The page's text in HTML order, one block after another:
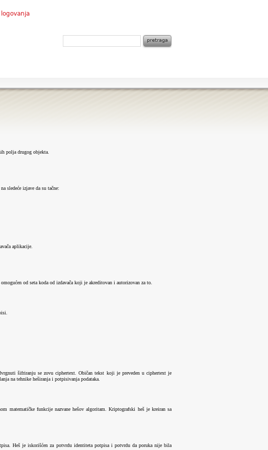
polja drugog objekta.
sledeće izjave da su tačne:
aplikacije.
od seta koda od izdavača koji je akreditovan i autorizovan za to.
šifriranju se zovu ciphertext. Običan tekst koji je preveden u ciphertext je
na tehnike heširanja i potpisivanja podataka.
matematičke funkcije nazvane hešov algoritam. Kriptografski heš je kreiran sa
Heš je iskorišćen za potvrdu identiteta potpisa i potvrdu da poruka nije bila